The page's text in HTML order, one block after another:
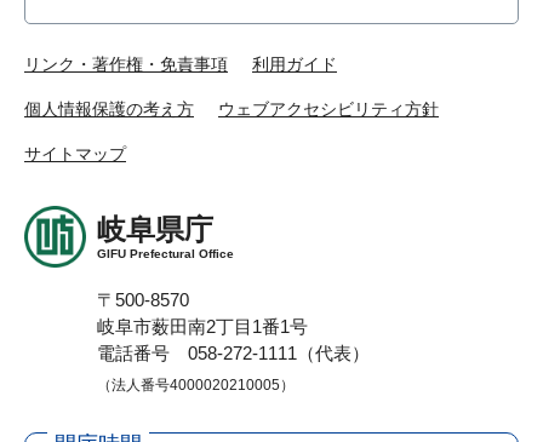
リンク・著作権・免責事項 利用ガイド
個人情報保護の考え方 ウェブアクセシビリティ方針
サイトマップ
岐阜県庁
GIFU Prefectural Office
〒500-8570
岐阜市薮田南2丁目1番1号
電話番号 058-272-1111（代表）
（法人番号4000020210005）